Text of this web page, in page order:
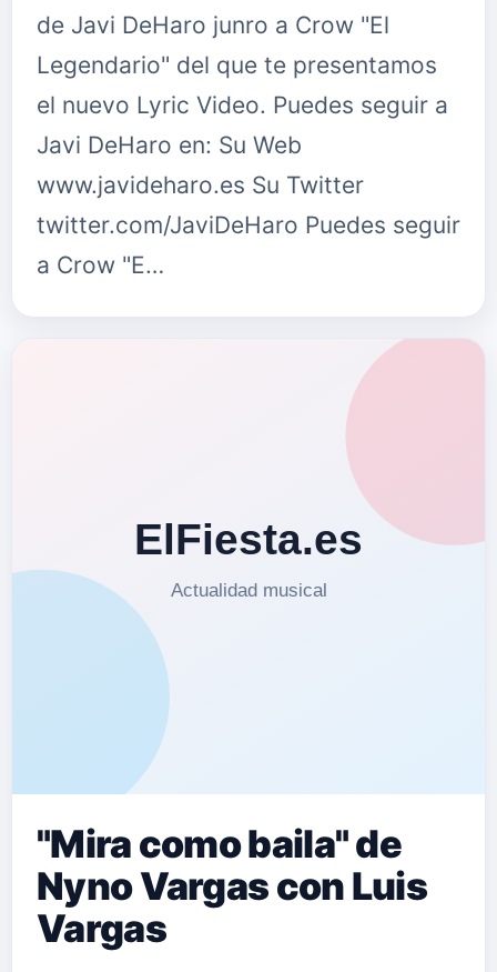
de Javi DeHaro junro a Crow "El
Legendario" del que te presentamos
el nuevo Lyric Video. Puedes seguir a
Javi DeHaro en: Su Web
www.javideharo.es Su Twitter
twitter.com/JaviDeHaro Puedes seguir
a Crow "E…
"Mira como baila" de
Nyno Vargas con Luis
Vargas